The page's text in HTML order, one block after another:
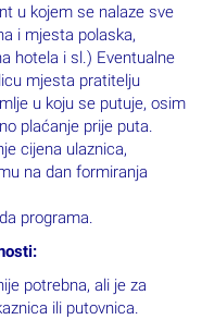
u kojem se nalaze sve
i mjesta polaska,
hotela i sl.) Eventualne
mjesta pratitelju
u koju se putuje, osim
plaćanje prije puta.
cijena ulaznica,
na dan formiranja
programa.
potrebna, ali je za
ili putovnica.